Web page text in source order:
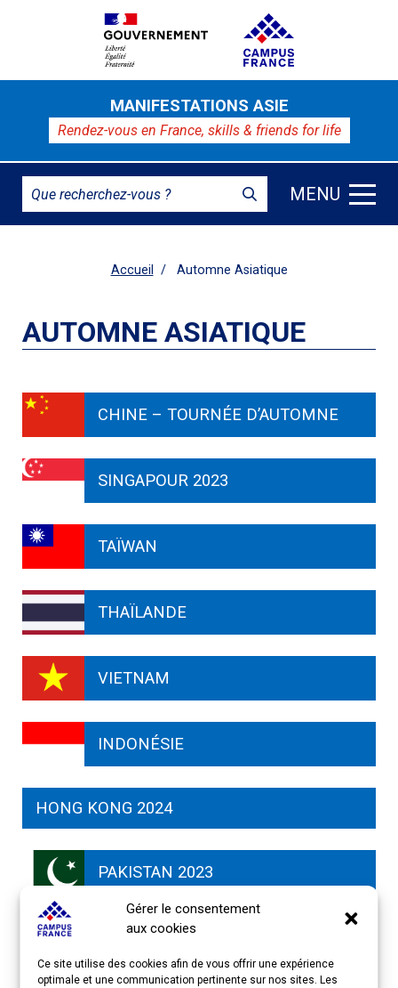
Gérer le consentement
aux cookies
Ce site utilise des cookies afin de vous offrir une expérience
optimale et une communication pertinente sur nos sites. Les
MANIFESTATIONS ASIE
Rendez-vous en France, skills & friends for life
MENU
Accueil Automne Asiatique
AUTOMNE ASIATIQUE
CHINE – TOURNÉE D’AUTOMNE
SINGAPOUR 2023
TAÏWAN
THAÏLANDE
VIETNAM
INDONÉSIE
HONG KONG 2024
PAKISTAN 2023
SRI LANKA